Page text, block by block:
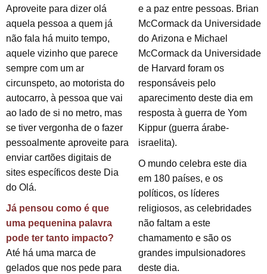
Aproveite para dizer olá
aquela pessoa a quem já
não fala há muito tempo,
aquele vizinho que parece
sempre com um ar
circunspeto, ao motorista do
autocarro, à pessoa que vai
ao lado de si no metro, mas
se tiver vergonha de o fazer
pessoalmente aproveite para
enviar cartões digitais de
sites específicos deste Dia
do Olá.
Já pensou como é que
uma pequenina palavra
pode ter tanto impacto?
Até há uma marca de
gelados que nos pede para
e a paz entre pessoas. Brian
McCormack da Universidade
do Arizona e Michael
McCormack da Universidade
de Harvard foram os
responsáveis pelo
aparecimento deste dia em
resposta à guerra de Yom
Kippur (guerra árabe-
israelita).
O mundo celebra este dia
em 180 países, e os
políticos, os líderes
religiosos, as celebridades
não faltam a este
chamamento e são os
grandes impulsionadores
deste dia.